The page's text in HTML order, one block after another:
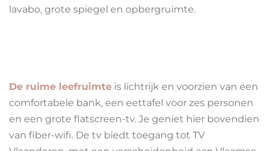
lavabo, grote spiegel en opbergruimte.
De ruime leefruimte is lichtrijk en voorzien van een
comfortabele bank, een eettafel voor zes personen
en een grote flatscreen-tv. Je geniet hier bovendien
van fiber-wifi. De tv biedt toegang tot TV